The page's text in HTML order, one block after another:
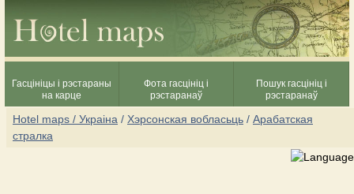
Гасцініцы і рэстараны
на карце
Фота гасцініц і
рэстаранаў
Пошук гасцініц і
рэстаранаў
Hotel maps / Украіна / Хэрсонская вобласьць / Арабатская
стралка